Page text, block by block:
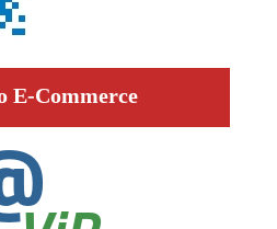
E-Commerce